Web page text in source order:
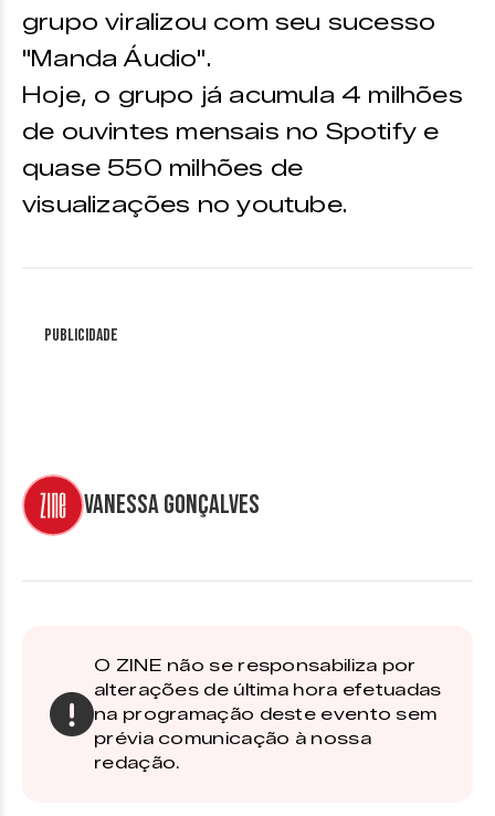
grupo viralizou com seu sucesso
"Manda Áudio".
Hoje, o grupo já acumula 4 milhões
de ouvintes mensais no Spotify e
quase 550 milhões de
visualizações no youtube.
Publicidade
Vanessa Gonçalves
O ZINE não se responsabiliza por
alterações de última hora efetuadas
na programação deste evento sem
prévia comunicação à nossa
redação.